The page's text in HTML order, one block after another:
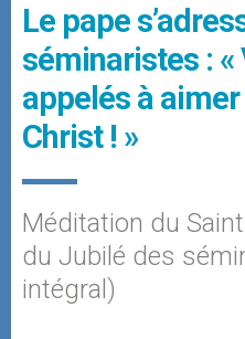
Le pape
séminaristes : «
appelés à
Christ ! »
Méditation du
du Jubilé des
intégral)